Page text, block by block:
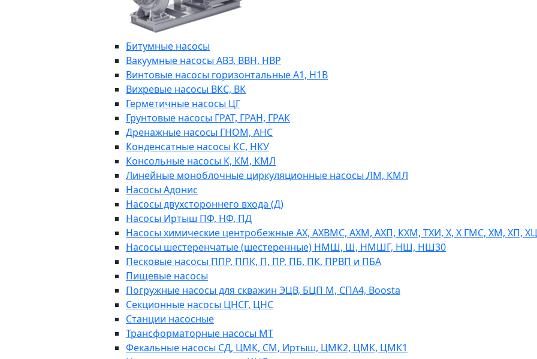
Битумные насосы
Вакуумные насосы АВЗ, ВВН, НВР
Винтовые насосы горизонтальные А1, Н1В
Вихревые насосы ВКС, ВК
Герметичные насосы ЦГ
Грунтовые насосы ГРАТ, ГРАН, ГРАК
Дренажные насосы ГНОМ, АНС
Конденсатные насосы КС, НКУ
Консольные насосы К, КМ, КМЛ
Линейные моноблочные циркуляционные насосы ЛМ, КМЛ
Насосы Адонис
Насосы двухстороннего входа (Д)
Насосы Иртыш ПФ, НФ, ПД
Насосы химические центробежные АХ, АХВМС, АХМ, АХП, КХМ, ТХИ, Х, Х ГМС, ХМ, ХП,
Насосы шестеренчатые (шестеренные) НМШ, Ш, НМШГ, НШ, НШ30
Песковые насосы ППР, ППК, П, ПР, ПБ, ПК, ПРВП и ПБА
Пищевые насосы
Погружные насосы для скважин ЭЦВ, БЦП М, СПА4, Boosta
Секционные насосы ЦНСГ, ЦНС
Станции насосные
Трансформаторные насосы МТ
Фекальные насосы СД, ЦМК, СМ, Иртыш, ЦМК2, ЦМК, ЦМК1